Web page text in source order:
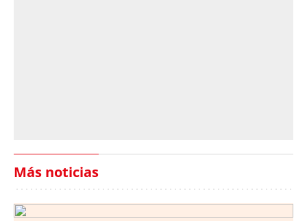
Más noticias